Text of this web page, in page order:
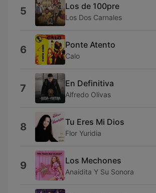
5 Los de 100pre
Los Dos Carnales
6 Ponte Atento
Calo
7 En Definitiva
Alfredo Olivas
8 Tu Eres Mi Dios
Flor Yuridia
9 Los Mechones
Anaidita Y Su Sonora